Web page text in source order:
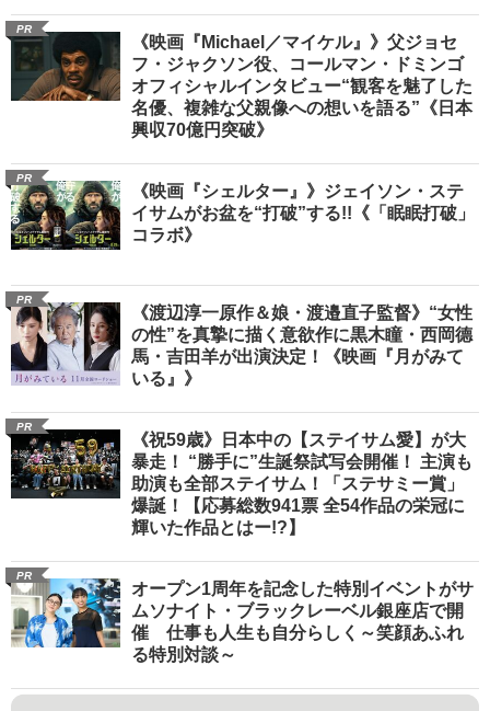
PR
《映画『Michael／マイケル』》父ジョセ
フ・ジャクソン役、コールマン・ドミンゴ
オフィシャルインタビュー“観客を魅了した
名優、複雑な父親像への想いを語る”《日本
興収70億円突破》
PR
《映画『シェルター』》ジェイソン・ステ
イサムがお盆を“打破”する!!《「眠眠打破」
コラボ》
PR
《渡辺淳一原作＆娘・渡邉直子監督》“女性
の性”を真摯に描く意欲作に黒木瞳・西岡德
馬・吉田羊が出演決定！《映画『月がみて
いる』》
PR
《祝59歳》日本中の【ステイサム愛】が大
暴走！ “勝手に”生誕祭試写会開催！ 主演も
助演も全部ステイサム！「ステサミー賞」
爆誕！【応募総数941票 全54作品の栄冠に
輝いた作品とはー!?】
PR
オープン1周年を記念した特別イベントがサ
ムソナイト・ブラックレーベル銀座店で開
催 仕事も人生も自分らしく～笑顔あふれ
る特別対談～